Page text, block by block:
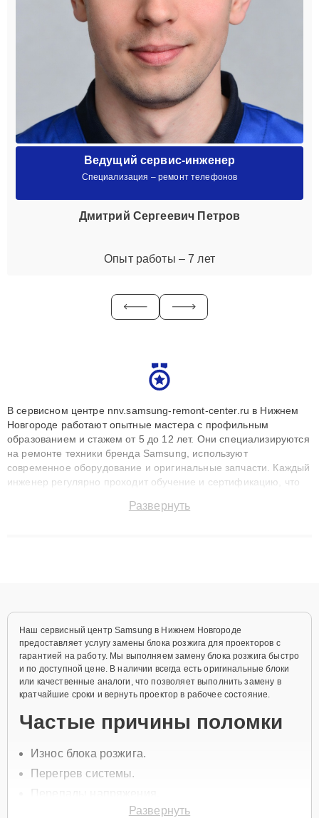
Ведущий сервис-инженер
Специализация – ремонт телефонов
Дмитрий Сергеевич Петров
Опыт работы – 7 лет
В сервисном центре nnv.samsung-remont-center.ru в Нижнем
Новгороде работают опытные мастера с профильным
образованием и стажем от 5 до 12 лет. Они специализируются
на ремонте техники бренда Samsung, используют
современное оборудование и оригинальные запчасти. Каждый
инженер регулярно проходит обучение и сертификацию, что
восстанавливать технику с сохранением гарантии до 3 лет.
Развернуть
Наш сервисный центр Samsung в Нижнем Новгороде
предоставляет услугу замены блока розжига для проекторов с
гарантией на работу. Мы выполняем замену блока розжига быстро
и по доступной цене. В наличии всегда есть оригинальные блоки
или качественные аналоги, что позволяет выполнить замену в
кратчайшие сроки и вернуть проектор в рабочее состояние.
Частые причины поломки
Износ блока розжига.
Перегрев системы.
Механические повреждения устройства.
Развернуть